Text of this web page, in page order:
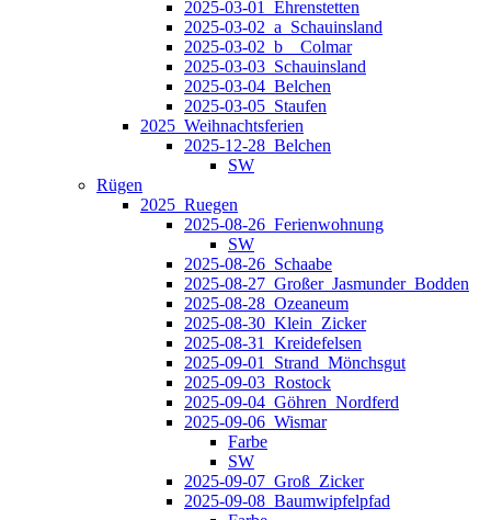
2025-03-01_Ehrenstetten
2025-03-02_a_Schauinsland
2025-03-02_b__Colmar
2025-03-03_Schauinsland
2025-03-04_Belchen
2025-03-05_Staufen
2025_Weihnachtsferien
2025-12-28_Belchen
SW
Rügen
2025_Ruegen
2025-08-26_Ferienwohnung
SW
2025-08-26_Schaabe
2025-08-27_Großer_Jasmunder_Bodden
2025-08-28_Ozeaneum
2025-08-30_Klein_Zicker
2025-08-31_Kreidefelsen
2025-09-01_Strand_Mönchsgut
2025-09-03_Rostock
2025-09-04_Göhren_Nordferd
2025-09-06_Wismar
Farbe
SW
2025-09-07_Groß_Zicker
2025-09-08_Baumwipfelpfad